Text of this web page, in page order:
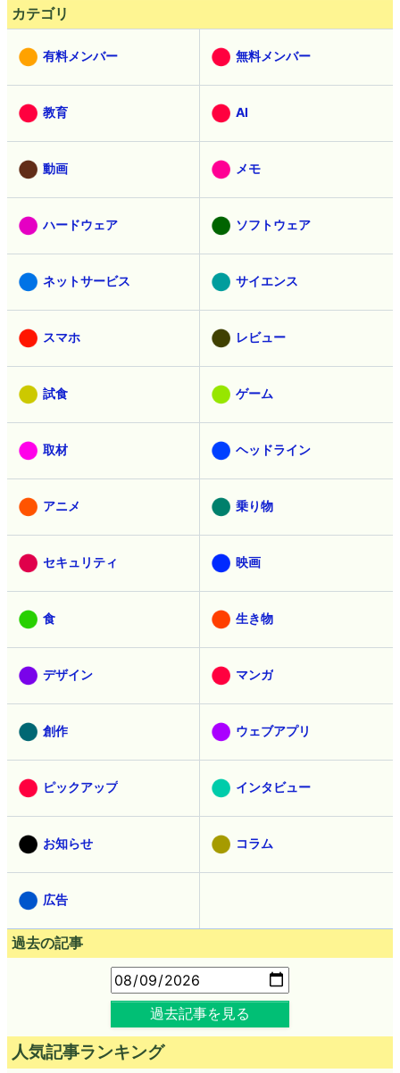
カテゴリ
有料メンバー 無料メンバー
教育 AI
動画 メモ
ハードウェア ソフトウェア
ネットサービス サイエンス
スマホ レビュー
試食 ゲーム
取材 ヘッドライン
アニメ 乗り物
セキュリティ 映画
食 生き物
デザイン マンガ
創作 ウェブアプリ
ピックアップ インタビュー
お知らせ コラム
広告
過去の記事
過去記事を見る
人気記事ランキング